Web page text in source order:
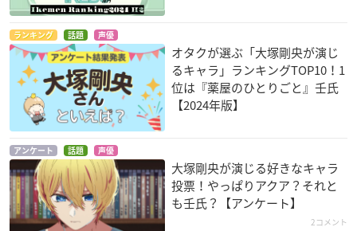
ランキング 話題 声優
オタクが選ぶ「大塚剛央が演じ
るキャラ」ランキングTOP10！1
位は『薬屋のひとりごと』壬氏
【2024年版】
アンケート 話題 声優
大塚剛央が演じる好きなキャラ
投票！やっぱりアクア？それと
も壬氏？【アンケート】
2コメント